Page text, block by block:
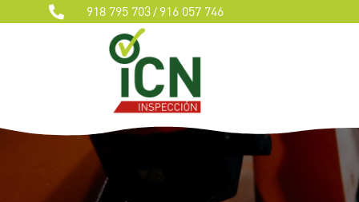
 918 795 703/ 916 057 746